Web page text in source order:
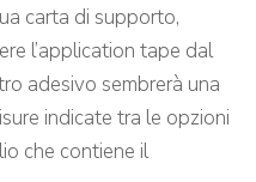
carta di supporto,
l’application tape dal
adesivo sembrerà una
indicate tra le opzioni
che contiene il